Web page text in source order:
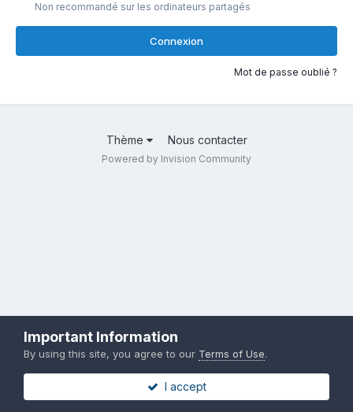
Non recommandé sur les ordinateurs partagés
Connexion
Mot de passe oublié ?
Thème Nous contacter
Powered by Invision Community
Important Information
By using this site, you agree to our Terms of Use.
I accept